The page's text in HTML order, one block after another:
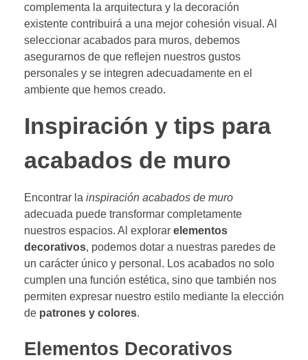
complementa la arquitectura y la decoración
existente contribuirá a una mejor cohesión visual. Al
seleccionar acabados para muros, debemos
asegurarnos de que reflejen nuestros gustos
personales y se integren adecuadamente en el
ambiente que hemos creado.
Inspiración y tips para
acabados de muro
Encontrar la inspiración acabados de muro
adecuada puede transformar completamente
nuestros espacios. Al explorar elementos
decorativos, podemos dotar a nuestras paredes de
un carácter único y personal. Los acabados no solo
cumplen una función estética, sino que también nos
permiten expresar nuestro estilo mediante la elección
de patrones y colores.
Elementos Decorativos